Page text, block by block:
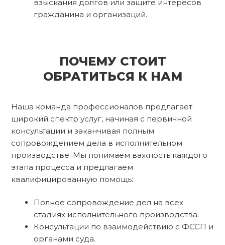
взыскания долгов или защите интересов
гражданина и организаций.
ПОЧЕМУ СТОИТ
ОБРАТИТЬСЯ К НАМ
Наша команда профессионалов предлагает
широкий спектр услуг, начиная с первичной
консультации и заканчивая полным
сопровождением дела в исполнительном
производстве. Мы понимаем важность каждого
этапа процесса и предлагаем
квалифицированную помощь:
Полное сопровождение дел на всех
стадиях исполнительного производства.
Консультации по взаимодействию с ФССП и
органами суда.